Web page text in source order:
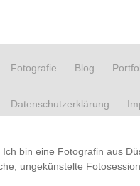
Fotografie Blog
Datenschutzerklärung
bin eine Fotografin aus
ungekünstelte